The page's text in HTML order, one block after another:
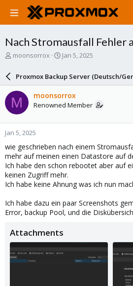
Nach Stromausfall Fehler
T
a
d
s
t
a
r
t
e
r
moonsorrox
S
r
d
a
e
Jan 5, 2025
Proxmox Backup Server (Deutsch/
M moonsorrox
Renowned Member
Jan 5, 2025
wie geschrieben nach einem
mehr auf meinen einen Datastore auf
Ich habe den schon rebootet aber auf
keinen Zugriff mehr.
Ich habe keine Ahnung was ich nun
Ich habe dazu ein paar Screenshots
Error, backup Pool, und die
Attachments